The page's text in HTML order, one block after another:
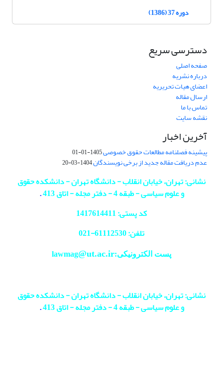
دوره 37 (1386)
دسترسی سریع
صفحه اصلی
درباره نشریه
اعضای هیات تحریریه
ارسال مقاله
تماس با ما
نقشه سایت
آخرین اخبار
پیشینه فصلنامه مطالعات حقوق خصوصی1405-01-01
عدم دریافت مقاله جدید از برخی نویسندگان1404-03-20
نشانی: تهران، خیابان انقلاب - دانشگاه تهران - دانشکده حقوق
و علوم سیاسی - طبقه 4 - دفتر مجله - اتاق 413
.
کد پستی: 1417614411
تلفن: 61112530-
021
پست الکترونیکی:lawmag@ut.ac.ir
نشانی: تهران، خیابان انقلاب - دانشگاه تهران - دانشکده حقوق
و علوم سیاسی - طبقه 4 - دفتر مجله - اتاق 413
.